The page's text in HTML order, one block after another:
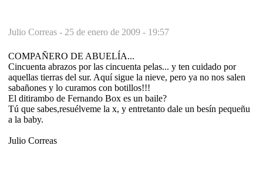
Julio Correas - 25 de enero de 2009 - 19:57
COMPAÑERO DE ABUELÍA...
Cincuenta abrazos por las cincuenta pelas... y ten cuidado por
aquellas tierras del sur. Aquí sigue la nieve, pero ya no nos salen
sabañones y lo curamos con botillos!!!
El ditirambo de Fernando Box es un baile?
Tú que sabes,resuélveme la x, y entretanto dale un besín pequeñu
a la baby.
Julio Correas